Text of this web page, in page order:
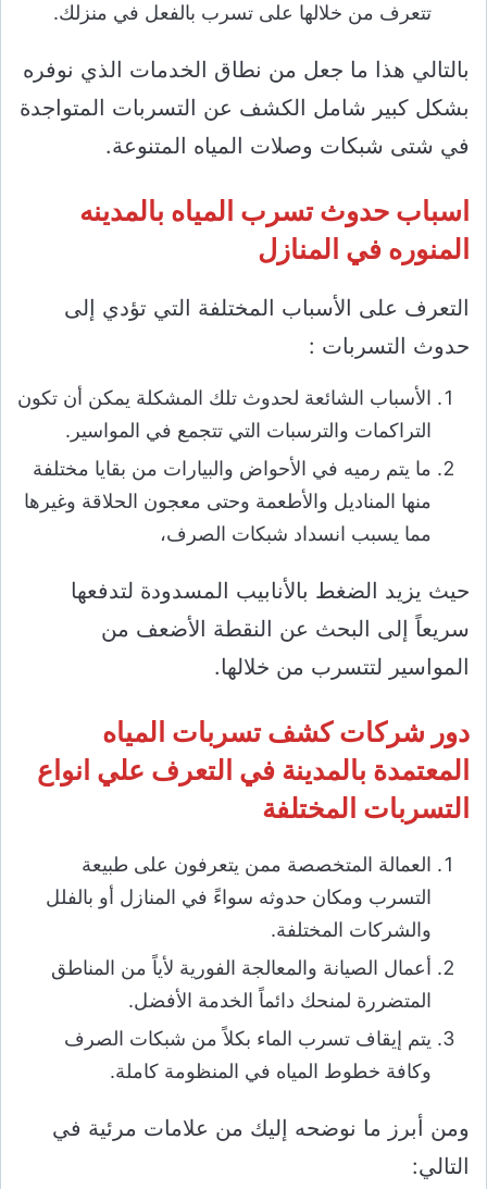
تتعرف من خلالها على تسرب بالفعل في منزلك.
بالتالي هذا ما جعل من نطاق الخدمات الذي نوفره
بشكل كبير شامل الكشف عن التسربات المتواجدة
في شتى شبكات وصلات المياه المتنوعة.
اسباب حدوث تسرب المياه بالمدينه
المنوره في المنازل
التعرف على الأسباب المختلفة التي تؤدي إلى
حدوث التسربات :
الأسباب الشائعة لحدوث تلك المشكلة يمكن أن تكون
التراكمات والترسبات التي تتجمع في المواسير.
ما يتم رميه في الأحواض والبيارات من بقايا مختلفة
منها المناديل والأطعمة وحتى معجون الحلاقة وغيرها
مما يسبب انسداد شبكات الصرف،
حيث يزيد الضغط بالأنابيب المسدودة لتدفعها
سريعاً إلى البحث عن النقطة الأضعف من
المواسير لتتسرب من خلالها.
دور شركات كشف تسربات المياه
المعتمدة بالمدينة في التعرف علي انواع
التسربات المختلفة
العمالة المتخصصة ممن يتعرفون على طبيعة
التسرب ومكان حدوثه سواءً في المنازل أو بالفلل
والشركات المختلفة.
أعمال الصيانة والمعالجة الفورية لأياً من المناطق
المتضررة لمنحك دائماً الخدمة الأفضل.
يتم إيقاف تسرب الماء بكلاً من شبكات الصرف
وكافة خطوط المياه في المنظومة كاملة.
ومن أبرز ما نوضحه إليك من علامات مرئية في
التالي: